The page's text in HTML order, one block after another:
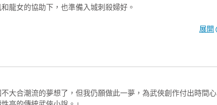
龍女的協助下，也準備入城刺殺婦好。
，逼迫王后婦好倉皇逃離；
天邑商，自任女王。
巫術禁錮的王昭，重拾王子身分；
邑商抵抗婦好之師。
展開
不大合潮流的夢想了，但我仍願做此一夢，為武俠創作付出時間心